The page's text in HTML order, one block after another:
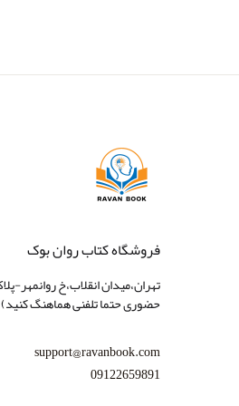
فروشگاه کتاب روان بوک
حضوری حتما تلفنی هماهنگ کنید)
support@ravanbook.com
09122659891